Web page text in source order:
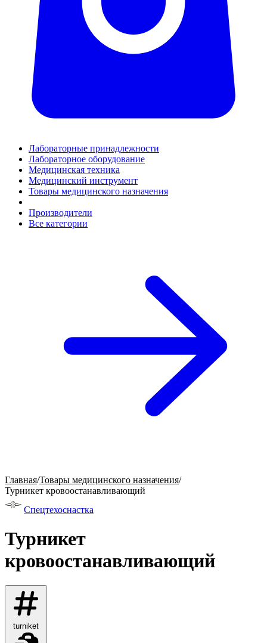
Лабораторные принадлежности
Лабораторное оборудование
Медицинская техника
Медицинский инструмент
Товары медицинского назначения
Производители
Все категории
Главная/Товары медицинского назначения/
Турникет кровоостанавливающий
Спецтехоснастка
Турникет
кровоостанавливающий
turniket